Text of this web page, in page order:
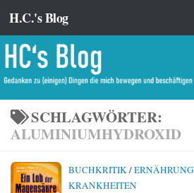
Zum Inhalt springen
H.C.'s Blog
SCHLAGWÖRTER:
ALUMINIUMHYDROXID
BUCHKRITIK/ERNÄHRUNG
KRANKHEITEN